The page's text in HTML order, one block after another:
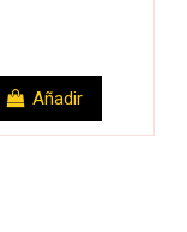
Añadir